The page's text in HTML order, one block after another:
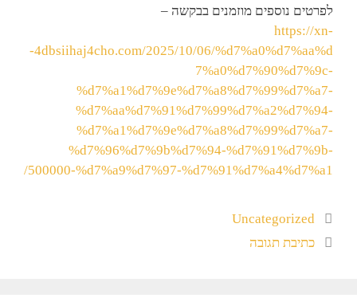
לפרטים נוספים מוזמנים בבקשה –
https://xn-
-4dbsiihaj4cho.com/2025/10/06/%d7%a0%d7%aa%d
7%a0%d7%90%d7%9c-
%d7%a1%d7%9e%d7%a8%d7%99%d7%a7-
%d7%aa%d7%91%d7%99%d7%a2%d7%94-
%d7%a1%d7%9e%d7%a8%d7%99%d7%a7-
%d7%96%d7%9b%d7%94-%d7%91%d7%9b-
500000-%d7%a9%d7%97-%d7%91%d7%a4%d7%a1/
Uncategorized
כתיבת תגובה